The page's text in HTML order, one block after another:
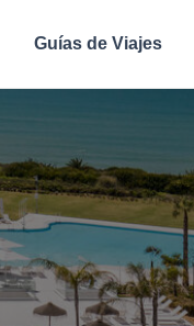
Guías de Viajes